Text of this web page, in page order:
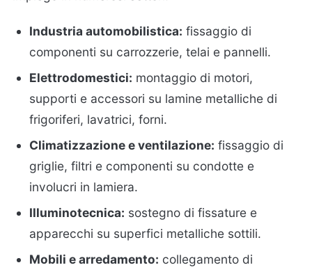
Industria automobilistica: fissaggio di
componenti su carrozzerie, telai e pannelli.
Elettrodomestici: montaggio di motori,
supporti e accessori su lamine metalliche di
frigoriferi, lavatrici, forni.
Climatizzazione e ventilazione: fissaggio di
griglie, filtri e componenti su condotte e
involucri in lamiera.
Illuminotecnica: sostegno di fissature e
apparecchi su superfici metalliche sottili.
Mobili e arredamento: collegamento di